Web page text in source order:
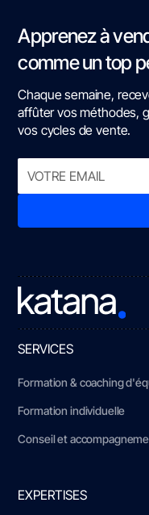
Apprenez à
comme un top
Chaque semaine,
affûter vos méthodes,
vos cycles de vente.
SERVICES
Formation & coaching
Formation individuelle
Conseil et
EXPERTISES